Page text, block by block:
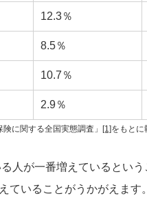
12.3％
8.5％
10.7％
2.9％
に関する全国実態調査」 [1]をもとに
人が一番増えているという
ていることがうかがえます